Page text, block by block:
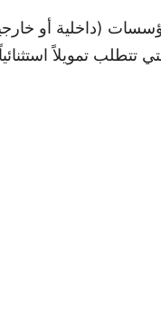
(داخلية أو
تمويلاً